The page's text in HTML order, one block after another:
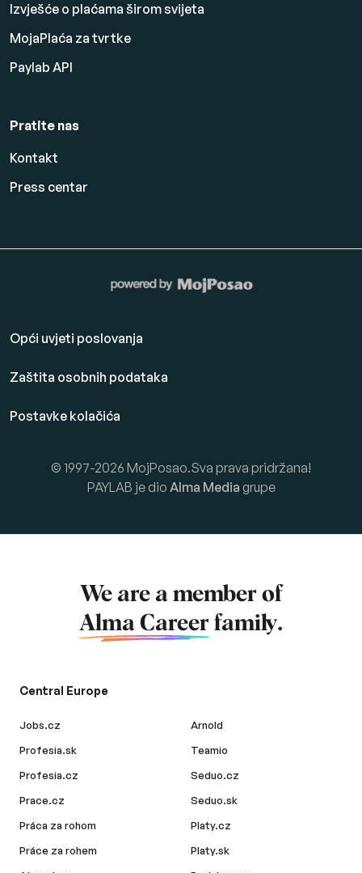
Izvješće o plaćama širom svijeta
MojaPlaća za tvrtke
Paylab API
Pratite nas
Kontakt
Press centar
Opći uvjeti poslovanja
Zaštita osobnih podataka
Postavke kolačića
© 1997-2026 MojPosao.Sva prava pridržana!
PAYLAB je dio Alma Media grupe
We are a member of
Alma Career family.
Central Europe
Jobs.cz
Profesia.sk
Profesia.cz
Prace.cz
Práca za rohom
Práce za rohem
Arnold
Teamio
Seduo.cz
Seduo.sk
Platy.cz
Platy.sk